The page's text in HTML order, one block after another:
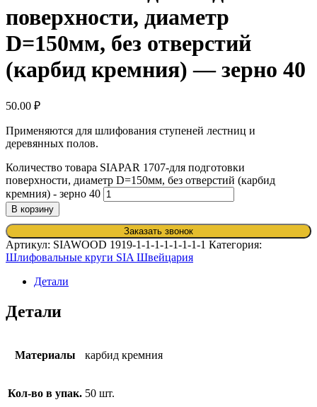
поверхности, диаметр
D=150мм, без отверстий
(карбид кремния) — зерно 40
50.00 ₽
Применяются для шлифования ступеней лестниц и
деревянных полов.
Количество товара SIAPAR 1707-для подготовки
поверхности, диаметр D=150мм, без отверстий (карбид
кремния) - зерно 40
В корзину
Заказать звонок
Артикул: SIAWOOD 1919-1-1-1-1-1-1-1-1 Категория:
Шлифовальные круги SIA Швейцария
Детали
Детали
Материалы карбид кремния
Кол-во в упак. 50 шт.